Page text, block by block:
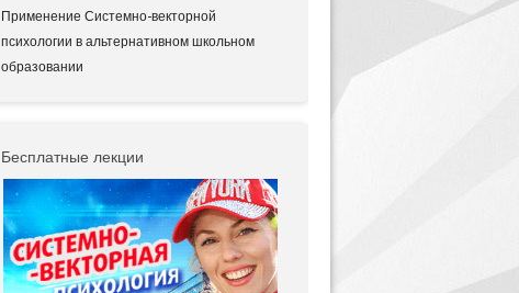
Применение Системно-векторной
психологии в альтернативном школьном
образовании
Бесплатные лекции